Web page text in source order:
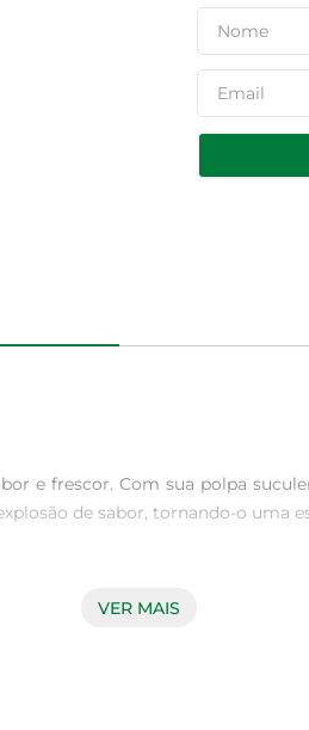
e frescor. Com sua polpa
de sabor, tornando-o uma
apenas embeleza a fruta, mas
VER MAIS